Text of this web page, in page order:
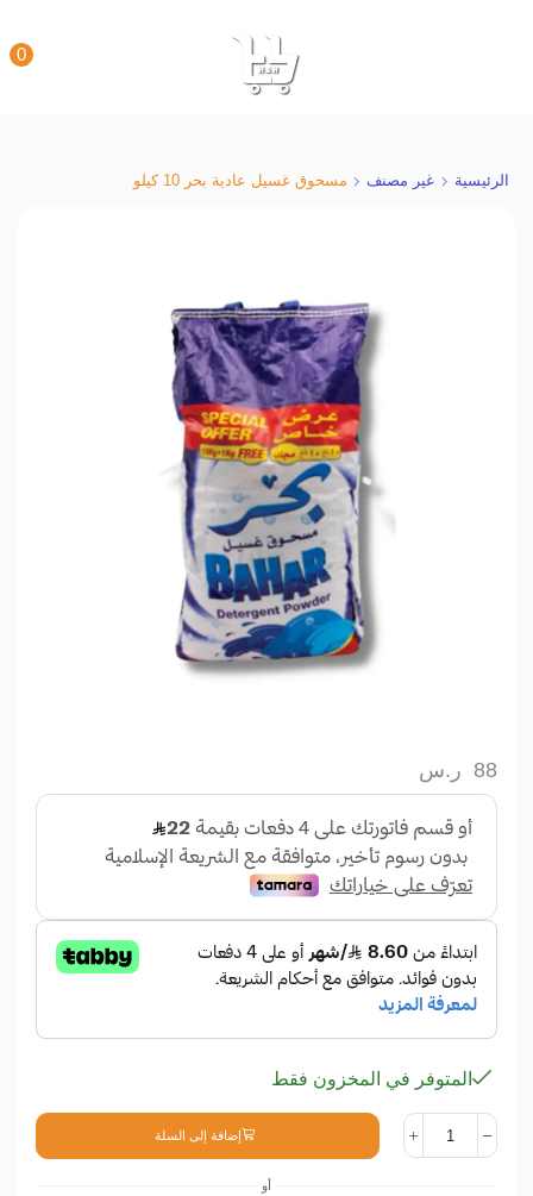
0
الرئيسية غير مصنف مسحوق غسيل عادية بحر 10 كيلو
88 ر.س
المتوفر في المخزون فقط
إضافة إلى السلة
أو